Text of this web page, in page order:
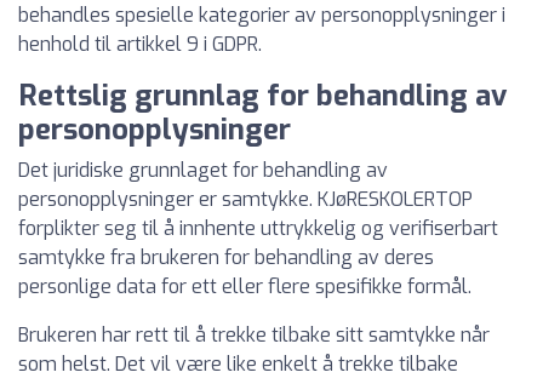
behandles spesielle kategorier av personopplysninger i
henhold til artikkel 9 i GDPR.
Rettslig grunnlag for behandling av
personopplysninger
Det juridiske grunnlaget for behandling av
personopplysninger er samtykke. KJøRESKOLERTOP
forplikter seg til å innhente uttrykkelig og verifiserbart
samtykke fra brukeren for behandling av deres
personlige data for ett eller flere spesifikke formål.
Brukeren har rett til å trekke tilbake sitt samtykke når
som helst. Det vil være like enkelt å trekke tilbake